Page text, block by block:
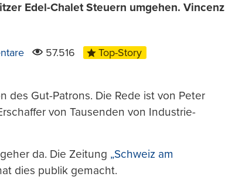
Edel-Chalet Steuern umgehen.
57.516 Top-Story
des Gut-Patrons. Die Rede ist von Peter
von Tausenden von Industrie-
da. Die Zeitung „Schweiz am
dies publik gemacht.